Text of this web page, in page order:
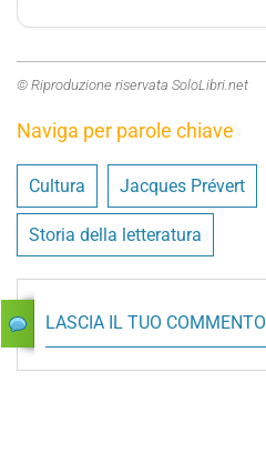
© Riproduzione riservata SoloLibri.net
Naviga per parole chiave
Cultura Jacques Prévert
Storia della letteratura
LASCIA IL TUO COMMENTO